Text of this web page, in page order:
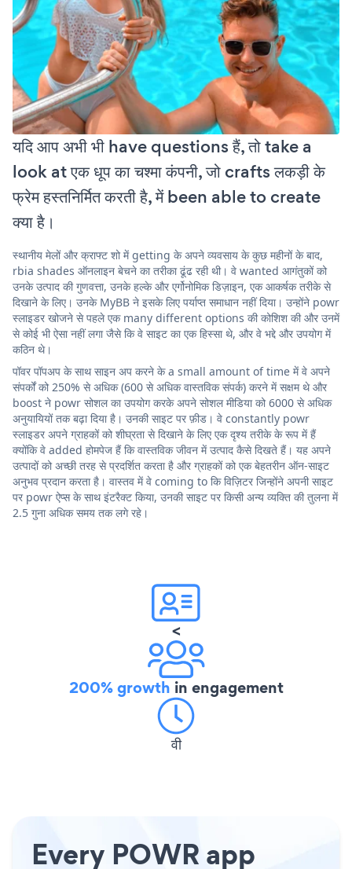
यदि आप अभी भी have questions हैं, तो take a
look at एक धूप का चश्मा कंपनी, जो crafts लकड़ी के
फ्रेम हस्तनिर्मित करती है, में been able to create
क्या है।
स्थानीय मेलों और क्राफ्ट शो में getting के अपने व्यवसाय के कुछ महीनों के बाद,
rbia shades ऑनलाइन बेचने का तरीका ढूंढ रही थी। वे wanted आगंतुकों को
उनके उत्पाद की गुणवत्ता, उनके हल्के और एर्गोनोमिक डिज़ाइन, एक आकर्षक तरीके से
दिखाने के लिए। उनके MyBB ने इसके लिए पर्याप्त समाधान नहीं दिया। उन्होंने powr
स्लाइडर खोजने से पहले एक many different options की कोशिश की और उनमें
से कोई भी ऐसा नहीं लगा जैसे कि वे साइट का एक हिस्सा थे, और वे भद्दे और उपयोग में
कठिन थे।
पॉवर पॉपअप के साथ साइन अप करने के a small amount of time में वे अपने
संपर्कों को 250% से अधिक (600 से अधिक वास्तविक संपर्क) करने में सक्षम थे और
boost ने powr सोशल का उपयोग करके अपने सोशल मीडिया को 6000 से अधिक
अनुयायियों तक बढ़ा दिया है। उनकी साइट पर फ़ीड। वे constantly powr
स्लाइडर अपने ग्राहकों को शीघ्रता से दिखाने के लिए एक दृश्य तरीके के रूप में हैं
क्योंकि वे added होमपेज हैं कि वास्तविक जीवन में उत्पाद कैसे दिखते हैं। यह अपने
उत्पादों को अच्छी तरह से प्रदर्शित करता है और ग्राहकों को एक बेहतरीन ऑन-साइट
अनुभव प्रदान करता है। वास्तव में वे coming to कि विज़िटर जिन्होंने अपनी साइट
पर powr ऐप्स के साथ इंटरैक्ट किया, उनकी साइट पर किसी अन्य व्यक्ति की तुलना में
2.5 गुना अधिक समय तक लगे रहे।
<
200% growth in engagement
वी
Every POWR app